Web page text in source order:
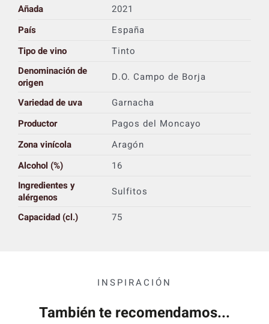
Añada
2021
País
España
Tipo de vino
Tinto
Denominación de
origen
D.O. Campo de Borja
Variedad de uva
Garnacha
Productor
Pagos del Moncayo
Zona vinícola
Aragón
Alcohol (%)
16
Ingredientes y
alérgenos
Sulfitos
Capacidad (cl.)
75
INSPIRACIÓN
También te recomendamos...